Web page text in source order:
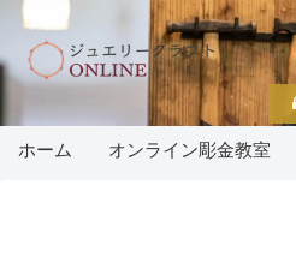
ホーム オンライン彫金教室